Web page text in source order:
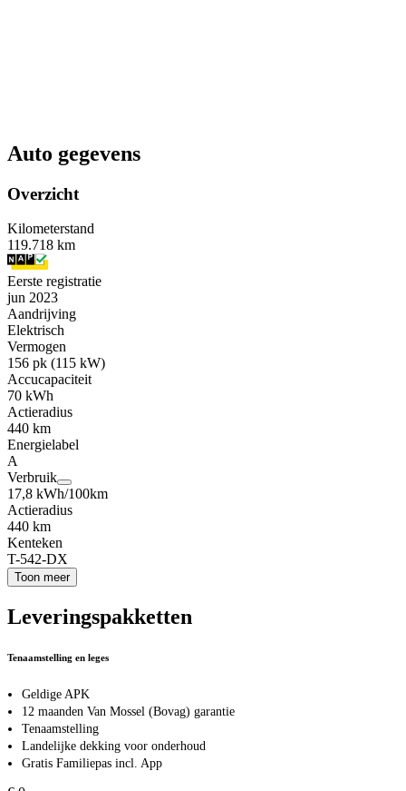
Auto gegevens
Overzicht
Kilometerstand
119.718 km
Eerste registratie
jun 2023
Aandrijving
Elektrisch
Vermogen
156 pk (115 kW)
Accucapaciteit
70 kWh
Actieradius
440 km
Energielabel
A
Verbruik
17,8 kWh/100km
Actieradius
440 km
Kenteken
T-542-DX
Toon meer
Leveringspakketten
Tenaamstelling en leges
Geldige APK
12 maanden Van Mossel (Bovag) garantie
Tenaamstelling
Landelijke dekking voor onderhoud
Gratis Familiepas incl. App